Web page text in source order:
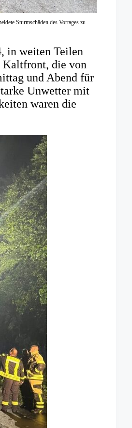
Sturmschäden des Vortages zu
in weiten Teilen
Kaltfront, die von
und Abend für
Unwetter mit
waren die